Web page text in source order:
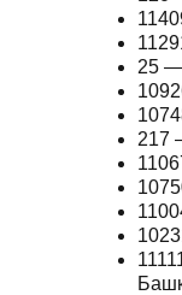
25
217